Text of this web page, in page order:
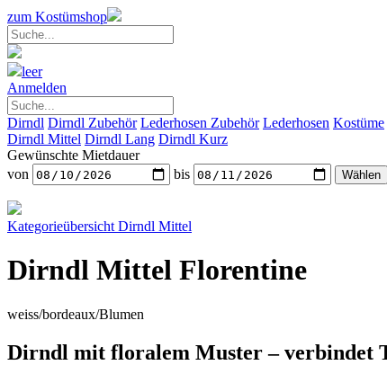
zum Kostümshop
leer
Anmelden
Dirndl Dirndl Zubehör Lederhosen Zubehör Lederhosen Kostüme
Dirndl Mittel Dirndl Lang Dirndl Kurz
Gewünschte Mietdauer
von
bis
Kategorieübersicht Dirndl Mittel
Dirndl Mittel Florentine
weiss/bordeaux/Blumen
Dirndl mit floralem Muster – verbindet